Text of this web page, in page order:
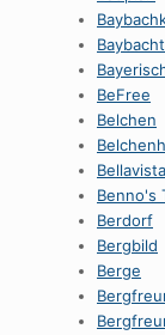
BeFree
Belchen
Bellavista
Benno's
Berdorf
Bergbild
Berge